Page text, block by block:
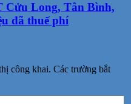
Cửu Long, Tân Bình,
đã thuế phí
công khai. Các trường bắt